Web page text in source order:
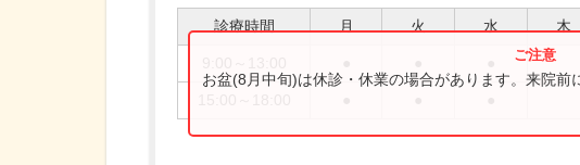
診療時間 月 火 水 木
お盆(8月中旬)は休診・休業の場合があります。来院前